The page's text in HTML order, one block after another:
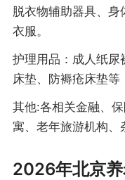
脱衣物辅助器具、身
衣服。
护理用品：成人纸尿
床垫、防褥疮床垫等
其他:各相关金融、
寓、老年旅游机构、
2026年北京